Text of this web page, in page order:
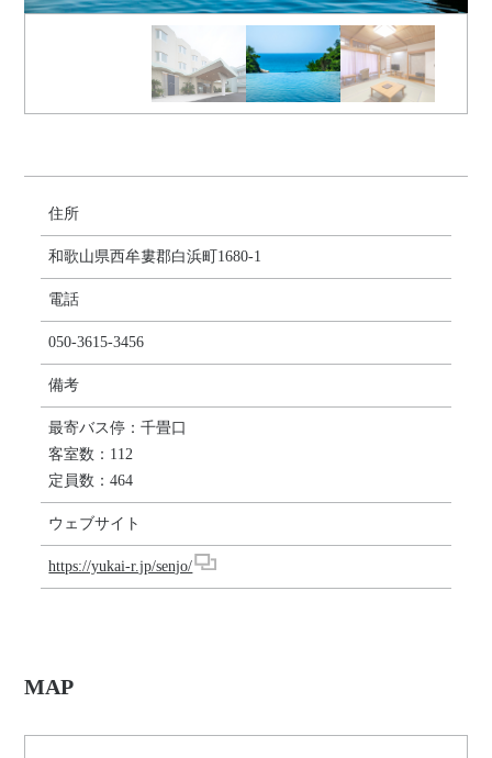
住所
和歌山県西牟婁郡白浜町1680-1
電話
050-3615-3456
備考
最寄バス停：千畳口
客室数：112
定員数：464
ウェブサイト
https://yukai-r.jp/senjo/
MAP